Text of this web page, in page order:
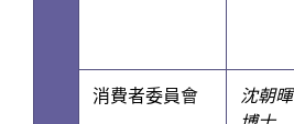
消費者委員會
沈朝暉